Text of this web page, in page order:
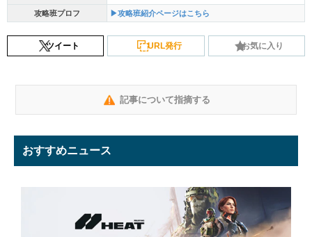
攻略班プロフ ▶攻略班紹介ページはこちら
ツイート URL発行 お気に入り
記事について指摘する
おすすめニュース